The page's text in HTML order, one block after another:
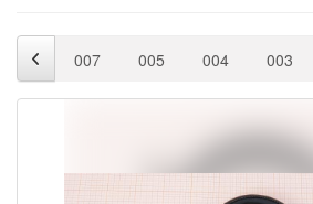
006 007 005 004 003